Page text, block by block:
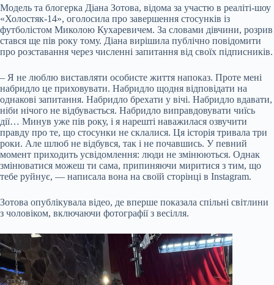
Модель та блогерка Діана Зотова, відома за участю в реаліті-шоу
«Холостяк-14», оголосила про завершення стосунків із
футболістом Миколою Кухаревичем. За словами дівчини, розрив
стався ще пів року тому. Діана вирішила публічно повідомити
про розставання через численні запитання від своїх підписників.
– Я не люблю виставляти особисте життя напоказ. Проте мені
набридло це приховувати. Набридло щодня відповідати на
однакові запитання. Набридло брехати у вічі. Набридло вдавати,
ніби нічого не відбувається. Набридло виправдовувати чиїсь
дії… Минув уже пів року, і я нарешті наважилася озвучити
правду про те, що стосунки не склалися. Ця історія тривала три
роки. Але шлюб не відбувся, так і не почавшись. У певний
момент приходить усвідомлення: люди не змінюються. Однак
змінюватися можеш ти сама, припиняючи миритися з тим, що
тебе руйнує, — написала вона на своїй сторінці в Instagram.
Зотова опублікувала відео, де вперше показала спільні світлини
з чоловіком, включаючи фотографії з весілля.